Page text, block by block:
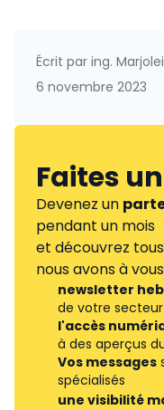
Écrit par ing.
6 novembre 2023
Faites
Devenez un
pendant un mois
et découvrez
nous avons à
newsletter
de votre secteur
l'accès
à des aperçus
Vos messages
spécialisés
une visibilité